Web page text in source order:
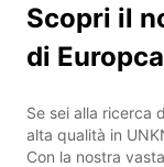
Scopri il
di
Se sei alla ricerca
alta qualità in
Con la nostra